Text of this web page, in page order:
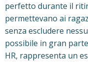
perfetto durante il
permettevano ai
senza escludere
possibile in gran
HR, rappresenta un